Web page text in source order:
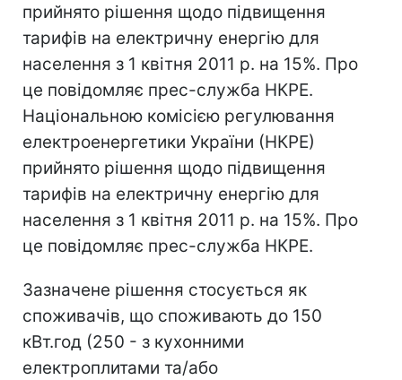
прийнято рішення щодо підвищення
тарифів на електричну енергію для
населення з 1 квітня 2011 р. на 15%. Про
це повідомляє прес-служба НКРЕ.
Національною комісією регулювання
електроенергетики України (НКРЕ)
прийнято рішення щодо підвищення
тарифів на електричну енергію для
населення з 1 квітня 2011 р. на 15%. Про
це повідомляє прес-служба НКРЕ.
Зазначене рішення стосується як
споживачів, що споживають до 150
кВт.год (250 - з кухонними
електроплитами та/або